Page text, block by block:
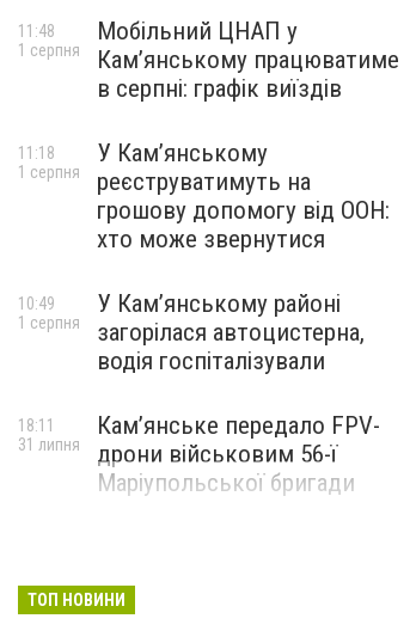
Мобільний ЦНАП у
Кам’янському працюватиме
в серпні: графік виїздів
11:48
1 серпня
У Кам’янському
реєструватимуть на
грошову допомогу від ООН:
хто може звернутися
11:18
1 серпня
У Кам’янському районі
загорілася автоцистерна,
водія госпіталізували
10:49
1 серпня
Кам’янське передало FPV-
дрони військовим 56-ї
Маріупольської бригади
18:11
31 липня
ТОП НОВИНИ